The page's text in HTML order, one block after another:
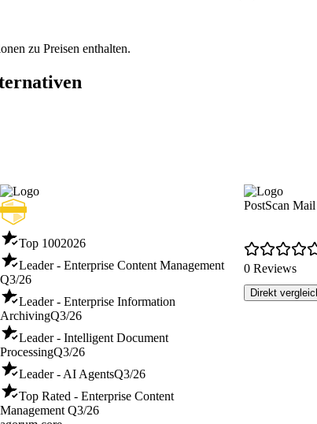
zu Preisen enthalten.
Top 1002026
Leader - Enterprise Content Management
Q3/26
Leader - Enterprise Information
ArchivingQ3/26
Leader - Intelligent Document
ProcessingQ3/26
Leader - AI AgentsQ3/26
Top Rated - Enterprise Content
Management Q3/26
PostScan Mail
0 Reviews
Direkt